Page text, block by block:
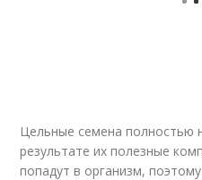
Цельные семена полностью
результате их полезные
попадут в организм,